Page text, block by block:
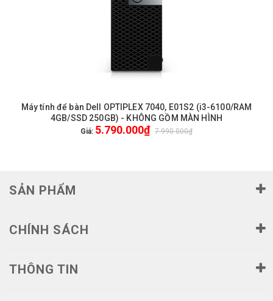
Máy tính để bàn Dell OPTIPLEX 7040, E01S2 (i3-6100/RAM
4GB/SSD 250GB) - KHÔNG GỒM MÀN HÌNH
Giá: 5.790.000₫ 7.990.000₫
SẢN PHẨM
CHÍNH SÁCH
THÔNG TIN